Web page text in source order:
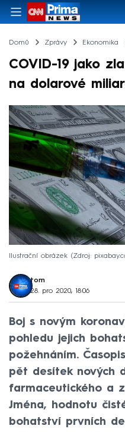
Domů Zprávy Ekonomika
COVID-19 jako
na dolarové
Ilustrační obrázek Zdroj:
tom
28. pro 2020, 18:06
Boj s novým
pohledu jejich
požehnáním.
pět desítek nových
farmaceutického a
Jména, hodnotu
bohatství prvních